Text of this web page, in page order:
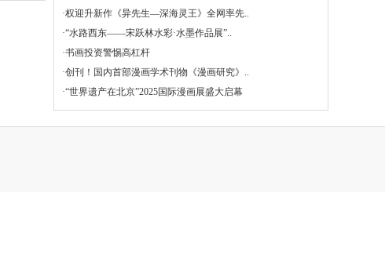
·权迎升新作《异先生—深海灵王》全网率先..
·“水路西东——宋跃林水彩·水墨作品展”..
·书画投资警惕高杠杆
·创刊！国内首部漫画学术刊物《漫画研究》..
·“世界遗产在北京”2025国际漫画展盛大启幕